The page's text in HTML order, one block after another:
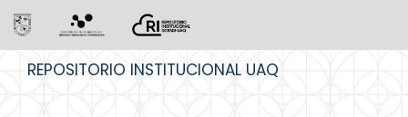
REPOSITORIO INSTITUCIONAL UAQ